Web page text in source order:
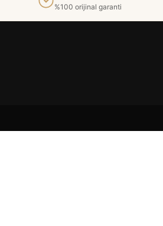
%100 orijinal garanti